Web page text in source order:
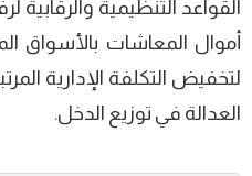
القواعد التنظيمية والرقابية
أموال المعاشات بالأسواق
لتخفيض التكلفة الإدارية
العدالة في توزيع الدخل.